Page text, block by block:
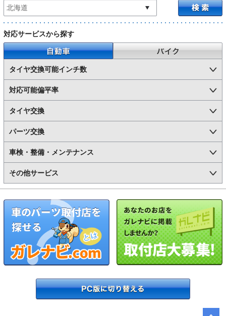
対応サービスから探す
自動車
バイク
タイヤ交換可能インチ数
対応可能偏平率
タイヤ交換
パーツ交換
車検・整備・メンテナンス
その他サービス